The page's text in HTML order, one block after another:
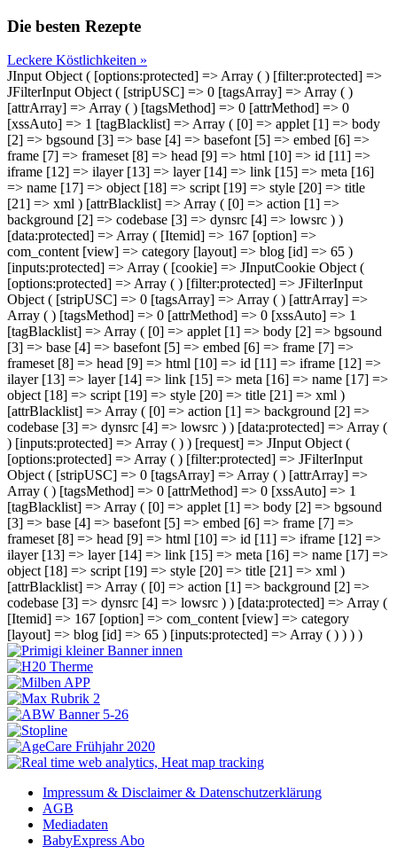
Die besten Rezepte
Leckere Köstlichkeiten »
JInput Object ( [options:protected] => Array ( ) [filter:protected] =>
JFilterInput Object ( [stripUSC] => 0 [tagsArray] => Array ( )
[attrArray] => Array ( ) [tagsMethod] => 0 [attrMethod] => 0
[xssAuto] => 1 [tagBlacklist] => Array ( [0] => applet [1] => body
[2] => bgsound [3] => base [4] => basefont [5] => embed [6] =>
frame [7] => frameset [8] => head [9] => html [10] => id [11] =>
iframe [12] => ilayer [13] => layer [14] => link [15] => meta [16]
=> name [17] => object [18] => script [19] => style [20] => title
[21] => xml ) [attrBlacklist] => Array ( [0] => action [1] =>
background [2] => codebase [3] => dynsrc [4] => lowsrc ) )
[data:protected] => Array ( [Itemid] => 167 [option] =>
com_content [view] => category [layout] => blog [id] => 65 )
[inputs:protected] => Array ( [cookie] => JInputCookie Object (
[options:protected] => Array ( ) [filter:protected] => JFilterInput
Object ( [stripUSC] => 0 [tagsArray] => Array ( ) [attrArray] =>
Array ( ) [tagsMethod] => 0 [attrMethod] => 0 [xssAuto] => 1
[tagBlacklist] => Array ( [0] => applet [1] => body [2] => bgsound
[3] => base [4] => basefont [5] => embed [6] => frame [7] =>
frameset [8] => head [9] => html [10] => id [11] => iframe [12] =>
ilayer [13] => layer [14] => link [15] => meta [16] => name [17] =>
object [18] => script [19] => style [20] => title [21] => xml )
[attrBlacklist] => Array ( [0] => action [1] => background [2] =>
codebase [3] => dynsrc [4] => lowsrc ) ) [data:protected] => Array (
) [inputs:protected] => Array ( ) ) [request] => JInput Object (
[options:protected] => Array ( ) [filter:protected] => JFilterInput
Object ( [stripUSC] => 0 [tagsArray] => Array ( ) [attrArray] =>
Array ( ) [tagsMethod] => 0 [attrMethod] => 0 [xssAuto] => 1
[tagBlacklist] => Array ( [0] => applet [1] => body [2] => bgsound
[3] => base [4] => basefont [5] => embed [6] => frame [7] =>
frameset [8] => head [9] => html [10] => id [11] => iframe [12] =>
ilayer [13] => layer [14] => link [15] => meta [16] => name [17] =>
object [18] => script [19] => style [20] => title [21] => xml )
[attrBlacklist] => Array ( [0] => action [1] => background [2] =>
codebase [3] => dynsrc [4] => lowsrc ) ) [data:protected] => Array (
[Itemid] => 167 [option] => com_content [view] => category
[layout] => blog [id] => 65 ) [inputs:protected] => Array ( ) ) ) )
Impressum & Disclaimer & Datenschutzerklärung
AGB
Mediadaten
BabyExpress Abo